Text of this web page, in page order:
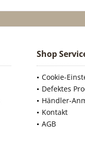
Shop
Cookie-
Defektes
Händler-
Kontakt
AGB